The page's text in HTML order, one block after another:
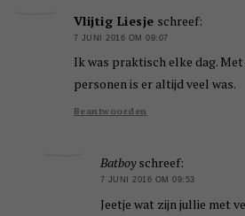
Vlijtig Liesje schreef:
7 JUNI 2016 OM 09:07
Ik was praktisch elke dag.
personen is er altijd veel was.
Beantwoorden
Batboy schreef:
7 JUNI 2016 OM 09:53
Jeetje wat zijn jullie met